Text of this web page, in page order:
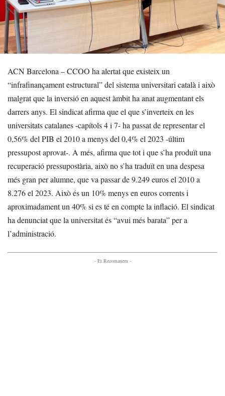
ACN Barcelona – CCOO ha alertat que existeix un
“infrafinançament estructural” del sistema universitari català i això
malgrat que la inversió en aquest àmbit ha anat augmentant els
darrers anys. El sindicat afirma que el que s’inverteix en les
universitats catalanes -capítols 4 i 7- ha passat de representar el
0,56% del PIB el 2010 a menys del 0,4% el 2023 -últim
pressupost aprovat-. A més, afirma que tot i que s’ha produït una
recuperació pressupostària, això no s’ha traduït en una despesa
més gran per alumne, que va passar de 9.249 euros el 2010 a
8.276 el 2023. Això és un 10% menys en euros corrents i
aproximadament un 40% si es té en compte la inflació. El sindicat
ha denunciat que la universitat és “avui més barata” per a
l’administració.
- Et Recomanem -